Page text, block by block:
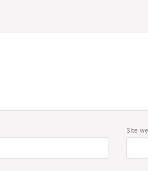
Site